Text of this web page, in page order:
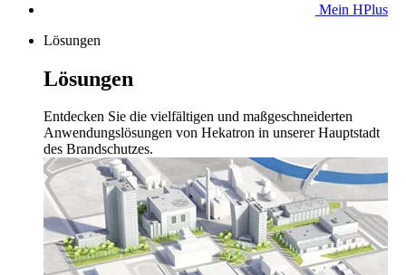
Mein HPlus
Lösungen
Lösungen
Entdecken Sie die vielfältigen und maßgeschneiderten
Anwendungslösungen von Hekatron in unserer Hauptstadt
des Brandschutzes.